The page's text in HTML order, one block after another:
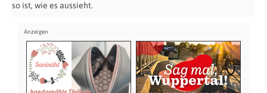
so ist, wie es aussieht.